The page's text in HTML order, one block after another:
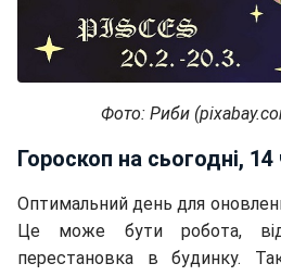
Фото: Риби
Гороскоп на сьогодні,
Оптимальний день для
Це може бути робота,
перестановка в будинку.